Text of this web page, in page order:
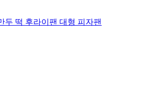
두 떡 후라이팬 대형 피자팬